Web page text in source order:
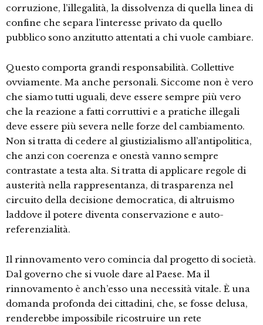
corruzione, l’illegalità, la dissolvenza di quella linea di
confine che separa l’interesse privato da quello
pubblico sono anzitutto attentati a chi vuole cambiare.
Questo comporta grandi responsabilità. Collettive
ovviamente. Ma anche personali. Siccome non è vero
che siamo tutti uguali, deve essere sempre più vero
che la reazione a fatti corruttivi e a pratiche illegali
deve essere più severa nelle forze del cambiamento.
Non si tratta di cedere al giustizialismo all’antipolitica,
che anzi con coerenza e onestà vanno sempre
contrastate a testa alta. Si tratta di applicare regole di
austerità nella rappresentanza, di trasparenza nel
circuito della decisione democratica, di altruismo
laddove il potere diventa conservazione e auto-
referenzialità.
Il rinnovamento vero comincia dal progetto di società.
Dal governo che si vuole dare al Paese. Ma il
rinnovamento è anch’esso una necessità vitale. È una
domanda profonda dei cittadini, che, se fosse delusa,
renderebbe impossibile ricostruire un rete